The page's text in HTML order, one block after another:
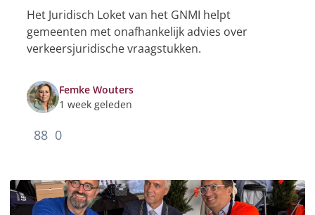
Het Juridisch Loket van het GNMI helpt
gemeenten met onafhankelijk advies over
verkeersjuridische vraagstukken.
Femke Wouters
1 week geleden
88 0